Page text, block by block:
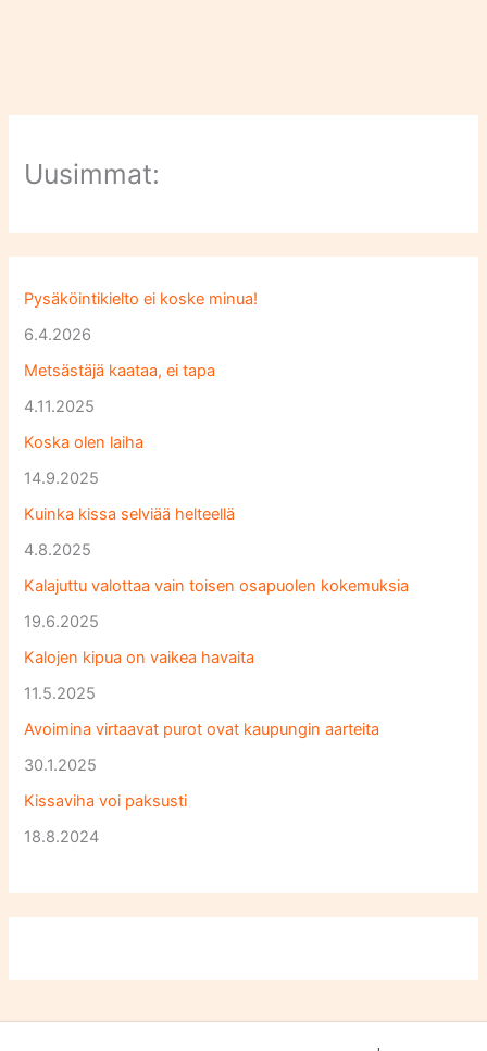
Uusimmat:
Pysäköintikielto ei koske minua!
6.4.2026
Metsästäjä kaataa, ei tapa
4.11.2025
Koska olen laiha
14.9.2025
Kuinka kissa selviää helteellä
4.8.2025
Kalajuttu valottaa vain toisen osapuolen kokemuksia
19.6.2025
Kalojen kipua on vaikea havaita
11.5.2025
Avoimina virtaavat purot ovat kaupungin aarteita
30.1.2025
Kissaviha voi paksusti
18.8.2024